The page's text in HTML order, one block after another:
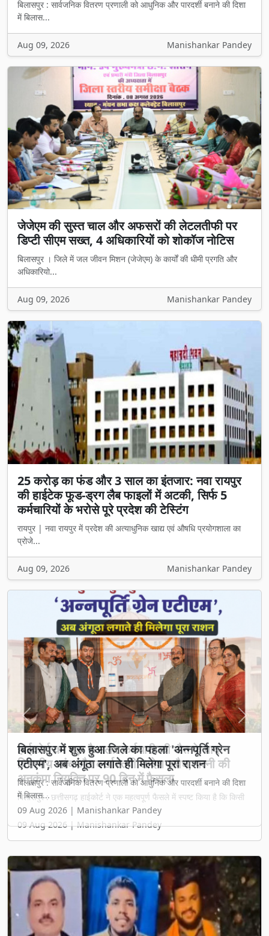
बिलासपुर : सार्वजनिक वितरण प्रणाली को आधुनिक और पारदर्शी बनाने की दिशा
में बिलास...
Aug 09, 2026 Manishankar Pandey
जेजेएम की सुस्त चाल और अफसरों की लेटलतीफी पर
डिप्टी सीएम सख्त, 4 अधिकारियों को शोकॉज नोटिस
बिलासपुर । जिले में जल जीवन मिशन (जेजेएम) के कार्यों की धीमी प्रगति और
अधिकारियो...
Aug 09, 2026 Manishankar Pandey
25 करोड़ का फंड और 3 साल का इंतजार: नवा रायपुर
की हाईटेक फूड-ड्रग लैब फाइलों में अटकी, सिर्फ 5
कर्मचारियों के भरोसे पूरे प्रदेश की टेस्टिंग
रायपुर | नवा रायपुर में प्रदेश की अत्याधुनिक खाद्य एवं औषधि प्रयोगशाला का
प्रोजे...
Aug 09, 2026 Manishankar Pandey
बिलासपुर में शुरू हुआ जिले का पहला 'अन्नपूर्ति ग्रेन
एटीएम', अब अंगूठा लगाते ही मिलेगा पूरा राशन
बिलासपुर : सार्वजनिक वितरण प्रणाली को आधुनिक और पारदर्शी बनाने की दिशा
में बिलास...
09 Aug 2026 | Manishankar Pandey
Previous Next